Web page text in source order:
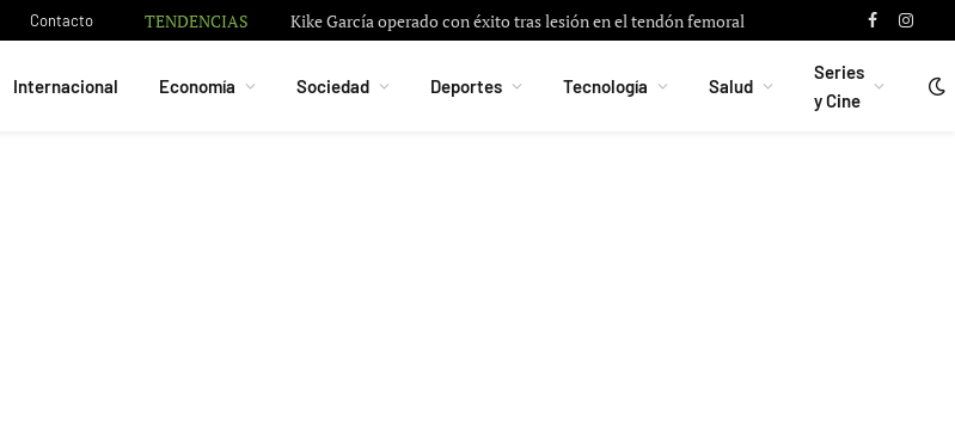
Contacto TENDENCIAS Kike García operado con éxito tras lesión en el tendón femoral Facebook
Internacional Economía Sociedad Deportes Tecnología Salud
Series
y Cine